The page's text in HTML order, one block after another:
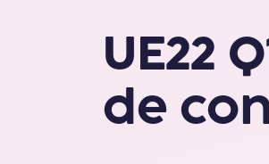
UE22
de